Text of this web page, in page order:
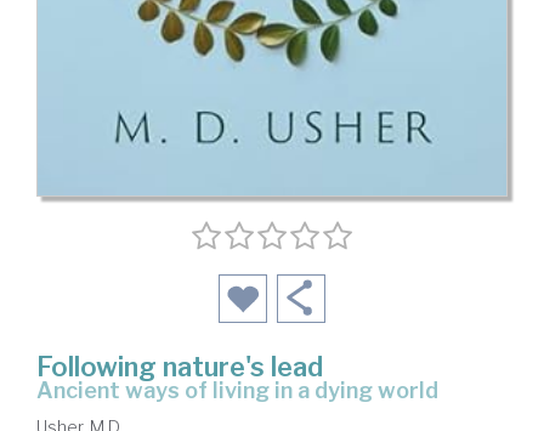
Following nature's lead
ancient ways of living in a dying world